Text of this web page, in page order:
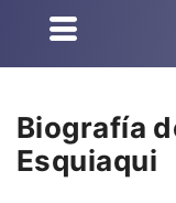
Biografía
Esquiaqui